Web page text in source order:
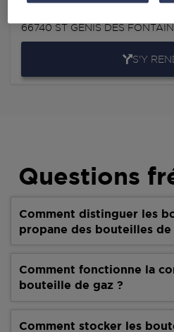
66740ST GENIS DES
S'Y
Questions
Comment distinguer les
propane des bouteilles de
Comment fonctionne la
bouteille de gaz ?
Comment stocker les